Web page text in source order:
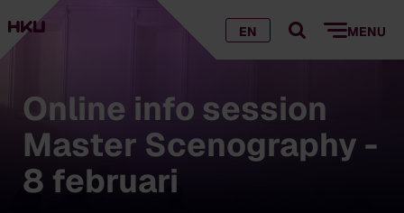
EN MENU
Online info session
Master Scenography -
8 februari